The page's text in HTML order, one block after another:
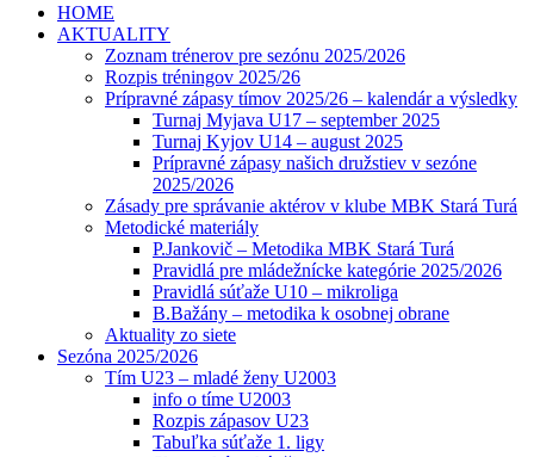
HOME
AKTUALITY
Zoznam trénerov pre sezónu 2025/2026
Rozpis tréningov 2025/26
Prípravné zápasy tímov 2025/26 – kalendár a výsledky
Turnaj Myjava U17 – september 2025
Turnaj Kyjov U14 – august 2025
Prípravné zápasy našich družstiev v sezóne
2025/2026
Zásady pre správanie aktérov v klube MBK Stará Turá
Metodické materiály
P.Jankovič – Metodika MBK Stará Turá
Pravidlá pre mládežnícke kategórie 2025/2026
Pravidlá súťaže U10 – mikroliga
B.Bažány – metodika k osobnej obrane
Aktuality zo siete
Sezóna 2025/2026
Tím U23 – mladé ženy U2003
info o tíme U2003
Rozpis zápasov U23
Tabuľka súťaže 1. ligy